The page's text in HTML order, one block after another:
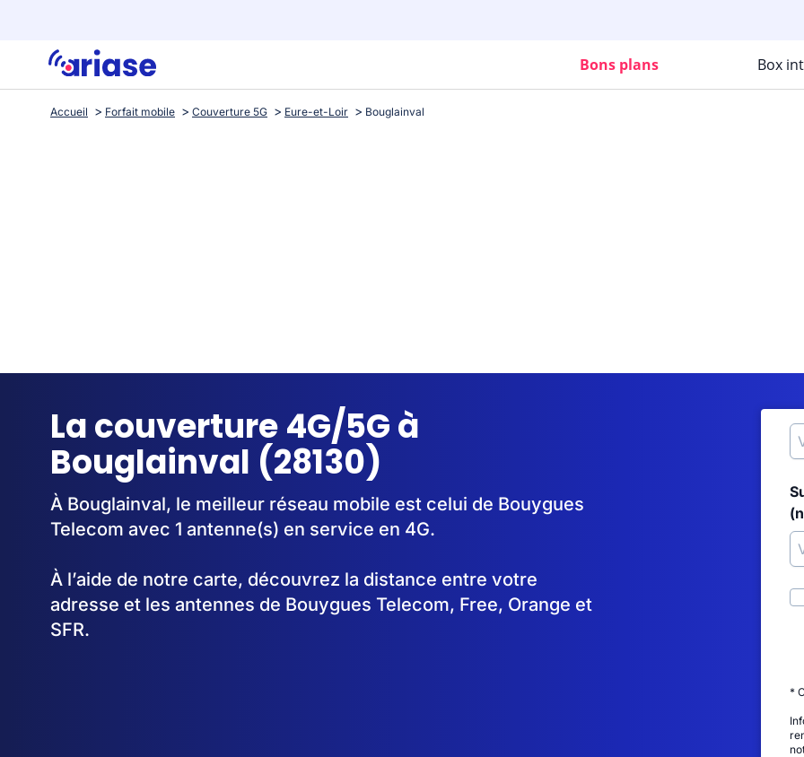
Bons plans Box
Accueil Forfait mobile Couverture 5G Eure-et-Loir Bouglainval
La couverture 4G/5G à
Bouglainval (28130)
À Bouglainval, le meilleur réseau mobile est celui de Bouygues
Telecom avec 1 antenne(s) en service en 4G.
À l’aide de notre carte, découvrez la distance entre votre
adresse et les antennes de Bouygues Telecom, Free, Orange et
SFR.
*